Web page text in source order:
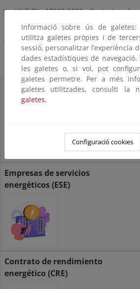
UNE-EN 17669:2023. Contratos
Requisitos mínimos.
UNE-EN 17463:2022.
relacionadas con la energía (VALERI).
Proveedor de
servicios
Empresas de servicios
energéticos (ESE)
Contrato de rendimiento
energético (CRE)
Informació sobre ús de
utilitza galetes pròpies i de
sessió, personalitzar l’experiència
dades estadístiques de navegació.
les galetes o, si vol, pot
galetes permetre. Per a més
galetes utilitzades, consulti la
galetes.
Configuració cookies